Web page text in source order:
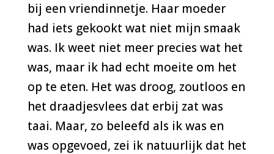
bij een vriendinnetje. Haar moeder
had iets gekookt wat niet mijn smaak
was. Ik weet niet meer precies wat het
was, maar ik had echt moeite om het
op te eten. Het was droog, zoutloos en
het draadjesvlees dat erbij zat was
taai. Maar, zo beleefd als ik was en
was opgevoed, zei ik natuurlijk dat het